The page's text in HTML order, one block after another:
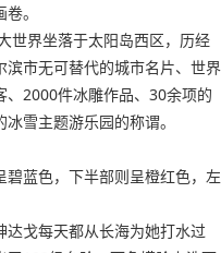
。
世界坐落于太阳岛西区，历经
市无可替代的城市名片、世界
2000件冰雕作品、30余项的
雪主题游乐园的称谓。
蓝色，下半部则呈橙红色，左
戈每天都从长海为她打水过